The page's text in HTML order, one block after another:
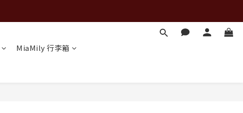
MiaMily 行李箱